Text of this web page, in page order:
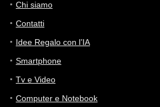
Chi siamo
Contatti
Idee Regalo con l’IA
Smartphone
Tv e Video
Computer e Notebook